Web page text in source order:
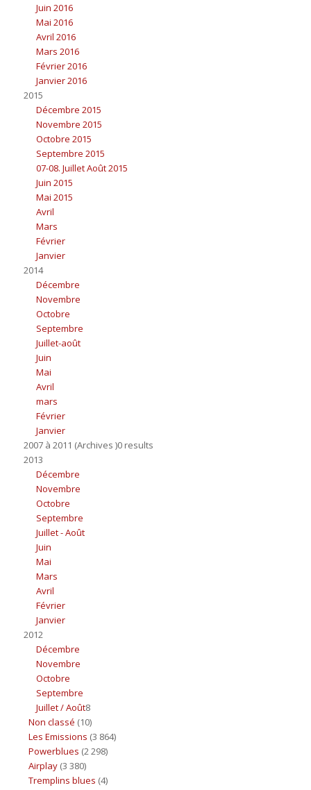
Juin 2016
Mai 2016
Avril 2016
Mars 2016
Février 2016
Janvier 2016
2015
Décembre 2015
Novembre 2015
Octobre 2015
Septembre 2015
07-08. Juillet Août 2015
Juin 2015
Mai 2015
Avril
Mars
Février
Janvier
2014
Décembre
Novembre
Octobre
Septembre
Juillet-août
Juin
Mai
Avril
mars
Février
Janvier
2007 à 2011 (Archives )0 results
2013
Décembre
Novembre
Octobre
Septembre
Juillet - Août
Juin
Mai
Mars
Avril
Février
Janvier
2012
Décembre
Novembre
Octobre
Septembre
Juillet / Août8
Non classé (10)
Les Emissions (3 864)
Powerblues (2 298)
Airplay(3 380)
Tremplins blues (4)